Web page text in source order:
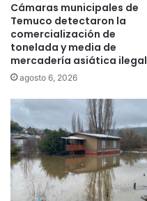
Cámaras municipales de
Temuco detectaron la
comercialización de
tonelada y media de
mercadería asiática ilegal
agosto 6, 2026